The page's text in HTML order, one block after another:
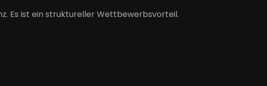
Es ist ein struktureller Wettbewerbsvorteil.